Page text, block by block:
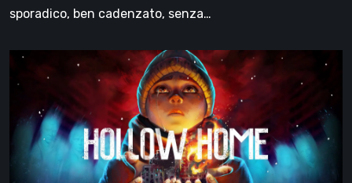
sporadico, ben cadenzato, senza…
Hollow
Home
Anteprima:
l’ultimo
giorno